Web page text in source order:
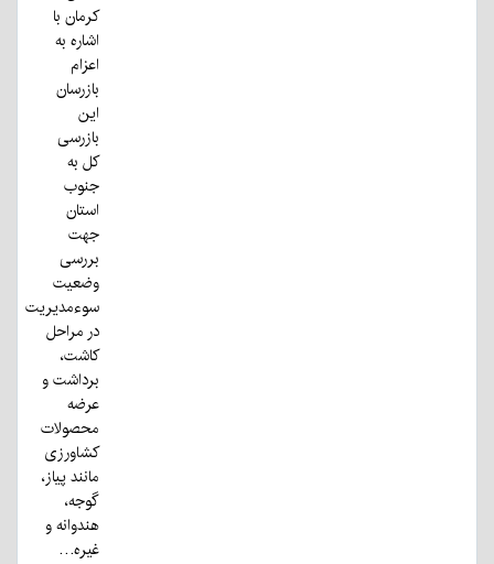
کرمان با
اشاره به
اعزام
بازرسان
این
بازرسی
کل به
جنوب
استان
جهت
بررسی
وضعیت
سوءمدیریت
در مراحل
کاشت،
برداشت و
عرضه
محصولات
کشاورزی
مانند پیاز،
گوجه،
هندوانه و
غیره…